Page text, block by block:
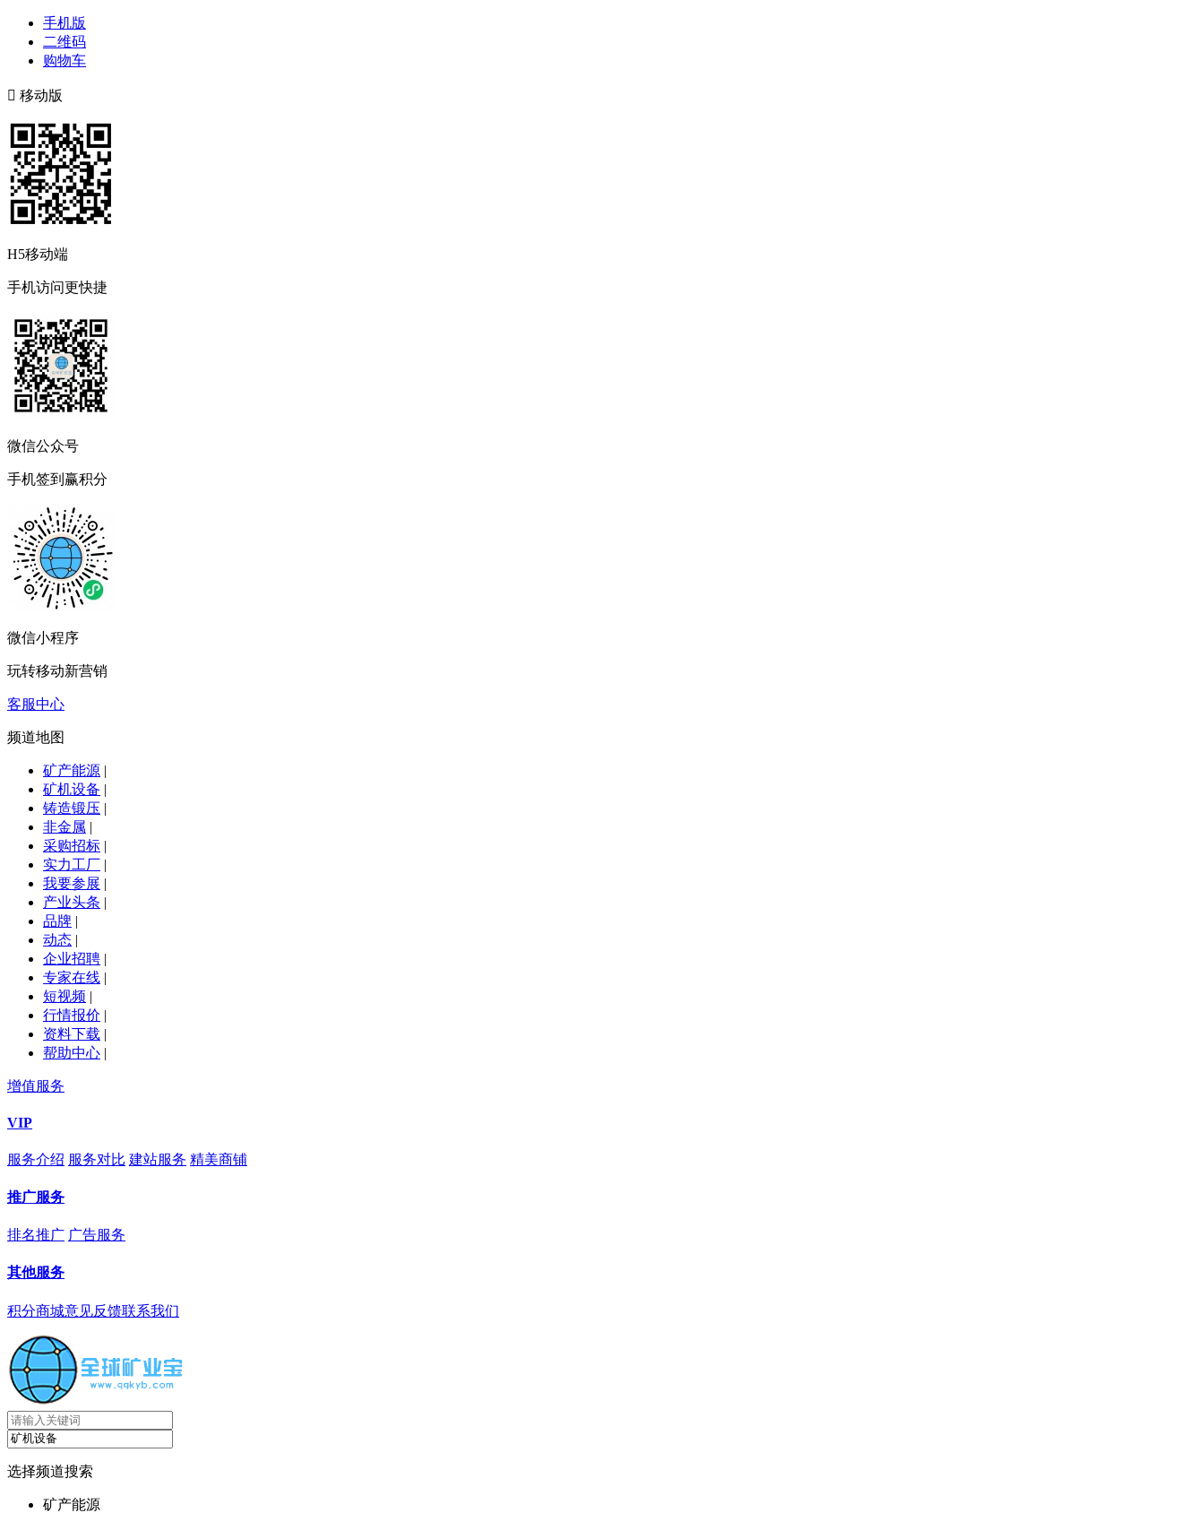
手机版
二维码
购物车
 移动版
H5移动端
手机访问更快捷
微信公众号
手机签到赢积分
微信小程序
玩转移动新营销
客服中心
频道地图
矿产能源 |
矿机设备 |
铸造锻压 |
非金属 |
采购招标 |
实力工厂 |
我要参展 |
产业头条 |
品牌 |
动态 |
企业招聘 |
专家在线 |
短视频 |
行情报价 |
资料下载 |
帮助中心 |
增值服务
VIP
服务介绍 服务对比 建站服务 精美商铺
推广服务
排名推广 广告服务
其他服务
积分商城意见反馈联系我们
选择频道搜索
矿产能源